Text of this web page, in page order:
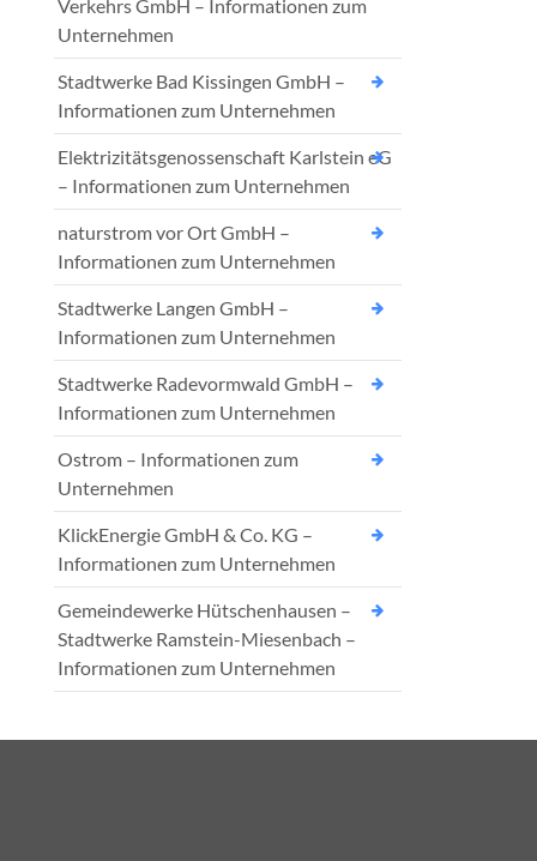
Verkehrs GmbH – Informationen zum
Unternehmen
Stadtwerke Bad Kissingen GmbH –
Informationen zum Unternehmen
Elektrizitätsgenossenschaft Karlstein eG
– Informationen zum Unternehmen
naturstrom vor Ort GmbH –
Informationen zum Unternehmen
Stadtwerke Langen GmbH –
Informationen zum Unternehmen
Stadtwerke Radevormwald GmbH –
Informationen zum Unternehmen
Ostrom – Informationen zum
Unternehmen
KlickEnergie GmbH & Co. KG –
Informationen zum Unternehmen
Gemeindewerke Hütschenhausen –
Stadtwerke Ramstein-Miesenbach –
Informationen zum Unternehmen